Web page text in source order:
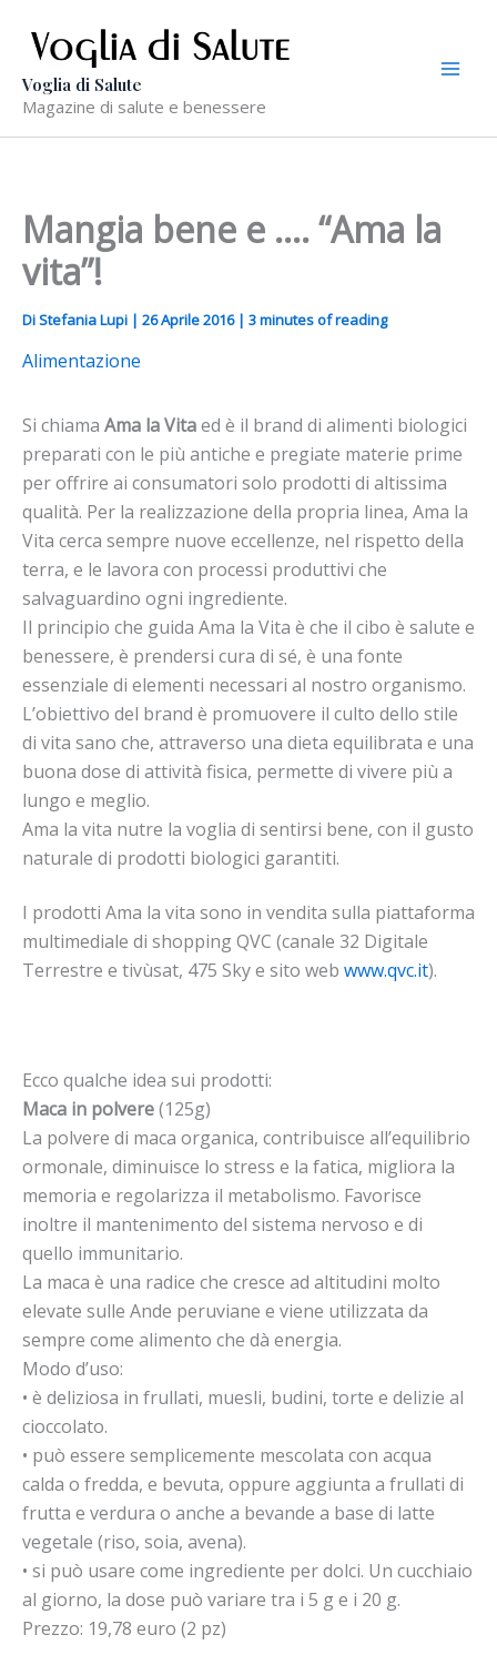
contenuto
Voglia di Salute
Magazine di salute e benessere
Mangia bene e …. “Ama la
vita”!
DiStefania Lupi | 26 Aprile 2016 | 3 minutes of reading
Alimentazione
Si chiama Ama la Vitaed è il brand di alimenti biologici
preparati con le più antiche e pregiate materie prime
per offrire ai consumatori solo prodotti di altissima
qualità. Per la realizzazione della propria linea, Ama la
Vita cerca sempre nuove eccellenze, nel rispetto della
terra, e le lavora con processi produttivi che
salvaguardino ogni ingrediente.
Il principio che guida Ama la Vita è che il cibo è salute e
benessere, è prendersi cura di sé, è una fonte
essenziale di elementi necessari al nostro organismo.
L’obiettivo del brand è promuovere il culto dello stile
di vita sano che, attraverso una dieta equilibrata e una
buona dose di attività fisica, permette di vivere più a
lungo e meglio.
Ama la vita nutre la voglia di sentirsi bene, con il gusto
naturale di prodotti biologici garantiti.
I prodotti Ama la vita sono in vendita sulla piattaforma
multimediale di shopping QVC (canale 32 Digitale
Terrestre e tivùsat, 475 Sky e sito web www.qvc.it).
Ecco qualche idea sui prodotti:
Maca in polvere(125g)
La polvere di maca organica, contribuisce all’equilibrio
ormonale, diminuisce lo stress e la fatica, migliora la
memoria e regolarizza il metabolismo. Favorisce
inoltre il mantenimento del sistema nervoso e di
quello immunitario.
La maca è una radice che cresce ad altitudini molto
elevate sulle Ande peruviane e viene utilizzata da
sempre come alimento che dà energia.
Modo d’uso:
• è deliziosa in frullati, muesli, budini, torte e delizie al
cioccolato.
• può essere semplicemente mescolata con acqua
calda o fredda, e bevuta, oppure aggiunta a frullati di
frutta e verdura o anche a bevande a base di latte
vegetale (riso, soia, avena).
• si può usare come ingrediente per dolci. Un cucchiaio
al giorno, la dose può variare tra i 5 g e i 20 g.
Prezzo: 19,78 euro (2 pz)